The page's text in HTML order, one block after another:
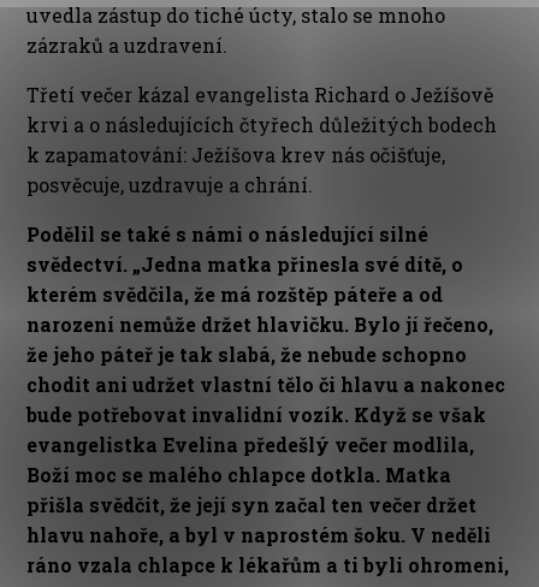
uvedla zástup do tiché úcty, stalo se mnoho
zázraků a uzdravení.
Třetí večer kázal evangelista Richard o Ježíšově
krvi a o následujících čtyřech důležitých bodech
k zapamatování: Ježíšova krev nás očišťuje,
posvěcuje, uzdravuje a chrání.
Podělil se také s námi o následující silné
svědectví. „Jedna matka přinesla své dítě, o
kterém svědčila, že má rozštěp páteře a od
narození nemůže držet hlavičku. Bylo jí řečeno,
že jeho páteř je tak slabá, že nebude schopno
chodit ani udržet vlastní tělo či hlavu a nakonec
bude potřebovat invalidní vozík. Když se však
evangelistka Evelina předešlý večer modlila,
Boží moc se malého chlapce dotkla. Matka
přišla svědčit, že její syn začal ten večer držet
hlavu nahoře, a byl v naprostém šoku. V neděli
ráno vzala chlapce k lékařům a ti byli ohromeni,